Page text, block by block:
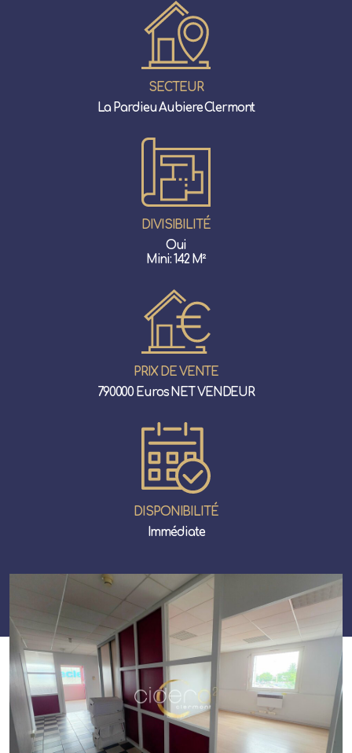
SECTEUR
La Pardieu Aubiere Clermont
DIVISIBILITÉ
Oui
Mini: 142 M²
PRIX DE VENTE
790000 Euros NET VENDEUR
DISPONIBILITÉ
Immédiate